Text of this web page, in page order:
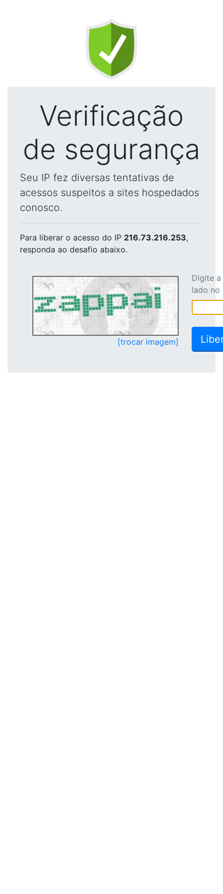
Verificação
de segurança
Seu IP fez diversas tentativas de
acessos suspeitos a sites hospedados
conosco.
Para liberar o acesso do IP 216.73.216.253,
responda ao desafio abaixo.
[trocar imagem]
Digite
lado no